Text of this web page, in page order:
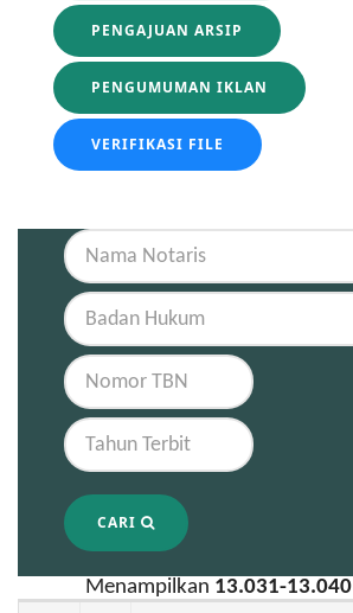
PENGAJUAN ARSIP
PENGUMUMAN IKLAN
VERIFIKASI FILE
CARI
Menampilkan 13.031-13.040